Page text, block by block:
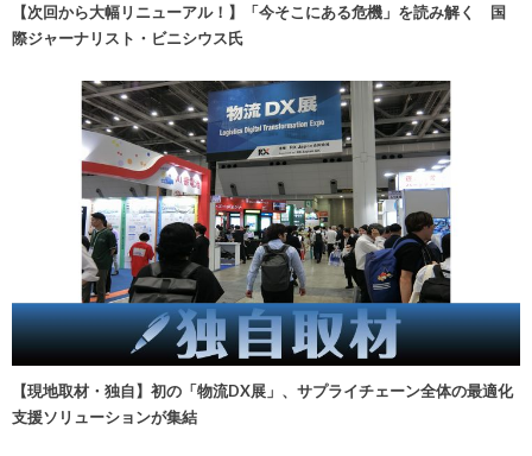
【次回から大幅リニューアル！】「今そこにある危機」を読み解く 国
際ジャーナリスト・ビニシウス氏
【現地取材・独自】初の「物流DX展」、サプライチェーン全体の最適化
支援ソリューションが集結